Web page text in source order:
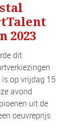
2023
dit
op vrijdag 15
avond
uit de
oeuvreprijs